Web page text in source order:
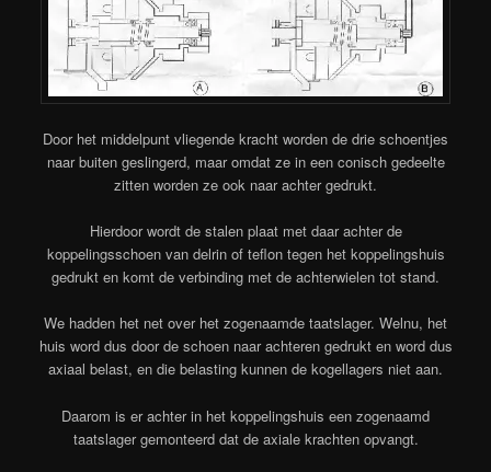
Door het middelpunt vliegende kracht worden de drie schoentjes
naar buiten geslingerd, maar omdat ze in een conisch gedeelte
zitten worden ze ook naar achter gedrukt.
Hierdoor wordt de stalen plaat met daar achter de
koppelingsschoen van delrin of teflon tegen het koppelingshuis
gedrukt en komt de verbinding met de achterwielen tot stand.
We hadden het net over het zogenaamde taatslager. Welnu, het
huis word dus door de schoen naar achteren gedrukt en word dus
axiaal belast, en die belasting kunnen de kogellagers niet aan.
Daarom is er achter in het koppelingshuis een zogenaamd
taatslager gemonteerd dat de axiale krachten opvangt.